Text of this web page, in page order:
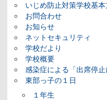
いじめ防止対策学校基
お問合わせ
お知らせ
ネットセキュリティ
学校だより
学校概要
感染症による「出席停止
東部っ子の１日
１年生